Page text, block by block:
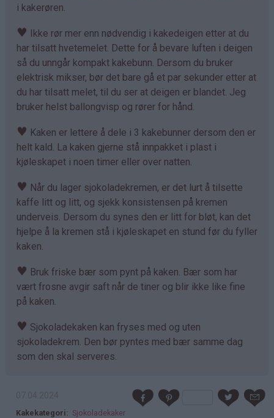
i kakerøren.
♥ Ikke rør mer enn nødvendig i kakedeigen etter at du
har tilsatt hvetemelet. Dette for å bevare luften i deigen
så du unngår kompakt kakebunn. Dersom du bruker
elektrisk mikser, bør det bare gå et par sekunder etter at
du har tilsatt melet, til du ser at deigen er blandet. Jeg
bruker helst ballongvisp og rører for hånd.
♥ Kaken er lettere å dele i 3 kakebunner dersom den er
helt kald. La kaken gjerne stå innpakket i plast i
kjøleskapet i noen timer eller over natten.
♥ Når du lager sjokoladekremen, er det lurt å tilsette
kaffe litt og litt, og sjekk konsistensen på kremen
underveis. Dersom du synes den er litt for bløt, kan det
hjelpe å la kremen stå i kjøleskapet en stund før du fyller
kaken.
♥ Bruk friske bær som pynt på kaken. Bær som har
vært frosne avgir saft når de tiner og blir ikke like fine
på kaken.
♥ Sjokoladekaken kan fryses med og uten
sjokoladekrem. Den bør pyntes med bær samme dag
som den skal serveres.
Kakekategori
Sjokoladekaker